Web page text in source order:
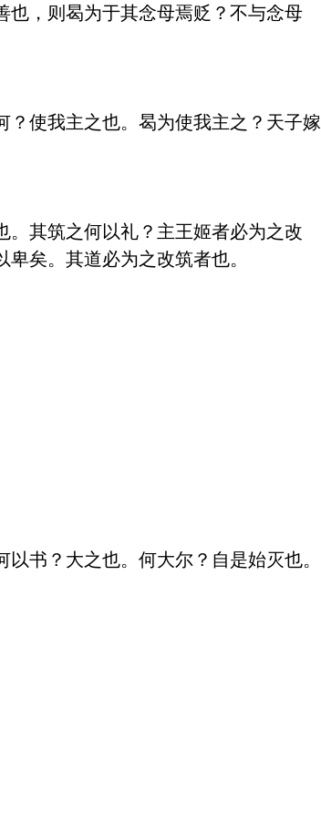
也，则曷为于其念母焉贬？不与念母
使我主之也。曷为使我主之？天子嫁
其筑之何以礼？主王姬者必为之改
矣。其道必为之改筑者也。